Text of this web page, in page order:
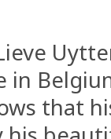
in
that